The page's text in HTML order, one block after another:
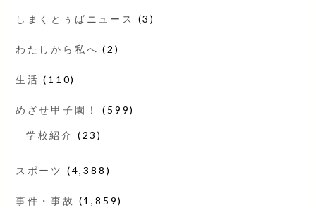
しまくとぅばニュース (3)
わたしから私へ (2)
生活 (110)
めざせ甲子園！ (599)
学校紹介 (23)
スポーツ (4,388)
事件・事故 (1,859)